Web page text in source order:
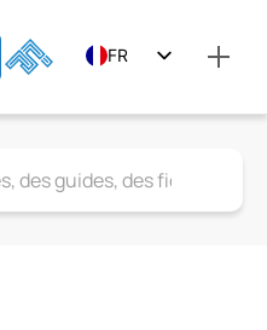
FR